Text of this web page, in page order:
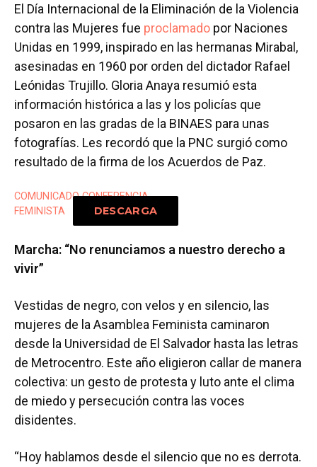
El Día Internacional de la Eliminación de la Violencia
contra las Mujeres fue proclamado por Naciones
Unidas en 1999, inspirado en las hermanas Mirabal,
asesinadas en 1960 por orden del dictador Rafael
Leónidas Trujillo. Gloria Anaya resumió esta
información histórica a las y los policías que
posaron en las gradas de la BINAES para unas
fotografías. Les recordó que la PNC surgió como
resultado de la firma de los Acuerdos de Paz.
COMUNICADO CONFERENCIA
FEMINISTA
DESCARGA
Marcha: “No renunciamos a nuestro derecho a
vivir”
Vestidas de negro, con velos y en silencio, las
mujeres de la Asamblea Feminista caminaron
desde la Universidad de El Salvador hasta las letras
de Metrocentro. Este año eligieron callar de manera
colectiva: un gesto de protesta y luto ante el clima
de miedo y persecución contra las voces
disidentes.
“Hoy hablamos desde el silencio que no es derrota.